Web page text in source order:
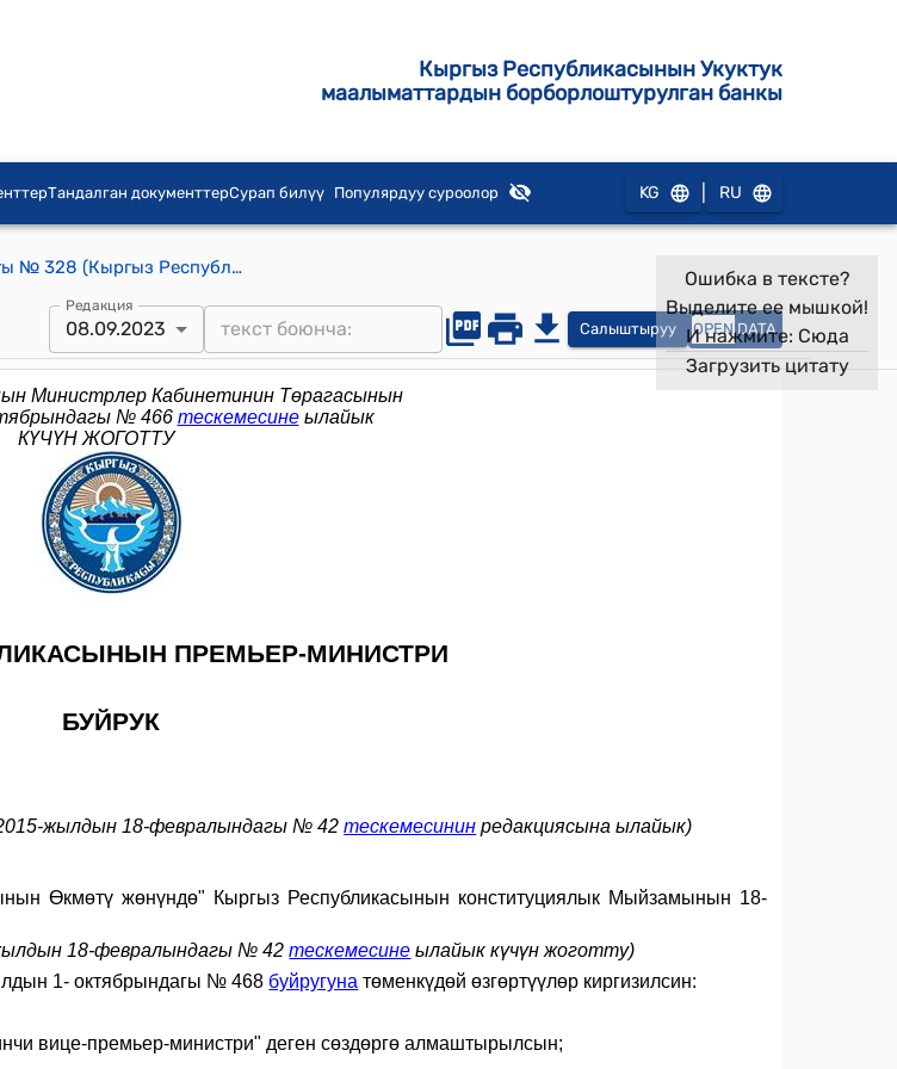
Кыргыз Республикасынын Укуктук
маалыматтардын борборлоштурулган банкы
Тандалган документтерСурап билүү Популярдуу суроолор KG RU
КР Премьер-министринин 2014-жылдын 25-июлундагы № 328 (Кыргыз Республикасынын Премьер-министринин 2013-жылдын 18-сентябрындагы № 449 буйругуна өзгөртүү киргизүү боюнча) буйругу
Редакция
08.09.2023 Салыштыруу OPEN DATA
Ошибка в тексте?
Выделите ее мышкой!
И нажмите: Сюда
Загрузить цитату